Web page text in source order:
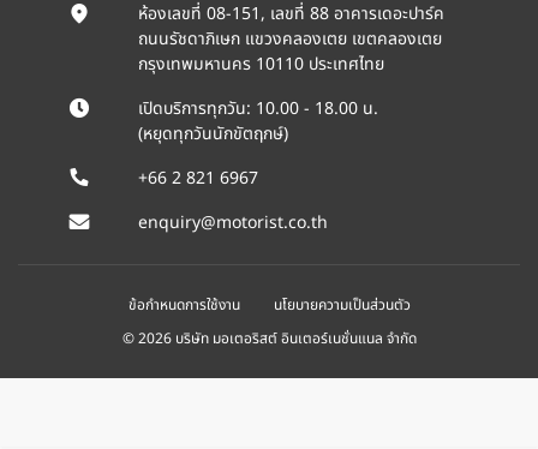
ห้องเลขที่ 08-151, เลขที่ 88 อาคารเดอะปาร์ค
ถนนรัชดาภิเษก แขวงคลองเตย เขตคลองเตย
กรุงเทพมหานคร 10110 ประเทศไทย
เปิดบริการทุกวัน: 10.00 - 18.00 น.
(หยุดทุกวันนักขัตฤกษ์)
+66 2 821 6967
enquiry@motorist.co.th
ข้อกำหนดการใช้งาน
นโยบายความเป็นส่วนตัว
© 2026 บริษัท มอเตอริสต์ อินเตอร์เนชั่นแนล จำกัด